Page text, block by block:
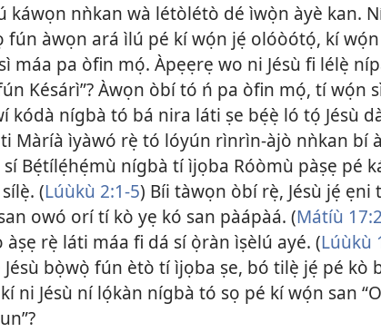
káwọn nǹkan wà létòlétò dé ìwọ̀n àyè kan.
fún àwọn ará ìlú pé kí wọ́n jẹ́ olóòótọ́, kí
máa pa òfin mọ́. Àpẹẹrẹ wo ni Jésù fi lélẹ̀
Késárì”? Àwọn òbí tó ń pa òfin mọ́, tí wọ́n
kódà nígbà tó bá nira láti ṣe bẹ́ẹ̀ ló tọ́ Jésù
Màríà ìyàwó rẹ̀ tó lóyún rìnrìn-àjò nǹkan bí
Bẹ́tílẹ́hẹ́mù nígbà tí ìjọba Róòmù pàṣẹ pé
(Lúùkù 2:1-5) Bíi tàwọn òbí rẹ̀, Jésù jẹ́ ẹni
owó orí tí kò yẹ kó san pàápàá. (Mátíù
àṣẹ rẹ̀ láti máa fi dá sí ọ̀ràn ìṣèlú ayé. (Lúùkù
Jésù bọ̀wọ̀ fún ètò tí ìjọba ṣe, bó tilẹ̀ jẹ́ pé kò
ni Jésù ní lọ́kàn nígbà tó sọ pé kí wọ́n san